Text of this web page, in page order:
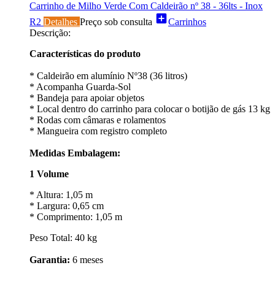
Carrinho de Milho Verde Com Caldeirão nº 38 - 36lts - Inox
R2 Detalhes Preço sob consulta add_boxCarrinhos
Descrição:
Características do produto
* Caldeirão em alumínio Nº38 (36 litros)
* Acompanha Guarda-Sol
* Bandeja para apoiar objetos
* Local dentro do carrinho para colocar o botijão de gás 13 kg
* Rodas com câmaras e rolamentos
* Mangueira com registro completo
Medidas Embalagem:
1 Volume
* Altura: 1,05 m
* Largura: 0,65 cm
* Comprimento: 1,05 m
Peso Total: 40 kg
Garantia: 6 meses